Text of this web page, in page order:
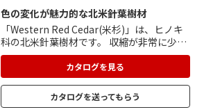
色の変化が魅力的な北米針葉樹材
「Western Red Cedar(米杉)」は、ヒノキ
科の北米針葉樹材です。 収縮が非常に少な
く、反りや割れなどに対し安定性がある性
質で、優れた耐久性を持ちます。 辺材は白
色で、心材は暗褐色から鮮紅色まで色の変
化が楽しめます。 その魅力的な濃淡差によ
り、個性豊かな室内空間を演出することが
カタログを見る
カタログを送ってもらう